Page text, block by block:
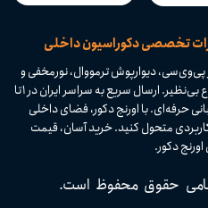
تخصصی دکوراسیون داخلی
دیوارپوش ترمووال، نورمخفی و
ابزارهای دکوراسیون داخلی با کیفیت بالا و تنوع بی‌نظیر. ارسال سریع به سراسر ایران در ۱ تا
حرفه‌ای. با اورنج دکور، فضای داخلی
متحول کنید. خرید آسان، قیمت
دکور.​​​​​​​
حقوق محفوظ است.​​​​​​​